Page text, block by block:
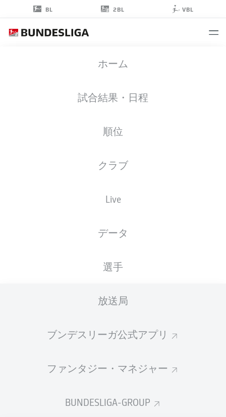
BL 2BL VBL
ホーム
試合結果・日程
順位
クラブ
Live
データ
選手
放送局
ブンデスリーガ公式アプリ
ファンタジー・マネジャー
BUNDESLIGA-GROUP
05.05.1994
統計 シーズン 2019/2020